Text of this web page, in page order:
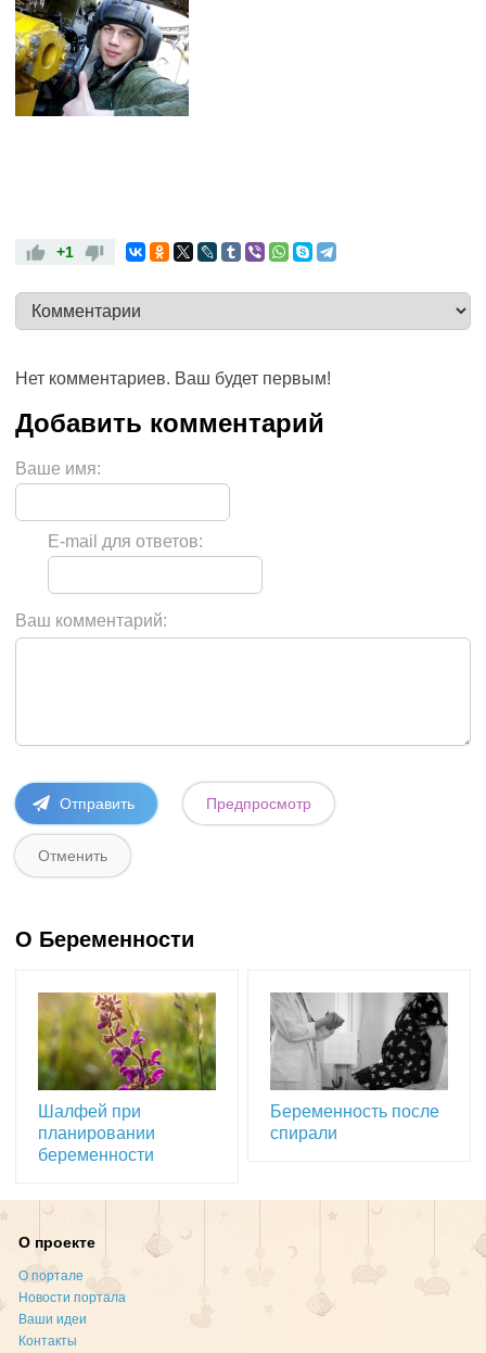
+1
Нет комментариев. Ваш будет первым!
Ваше имя:
E-mail для ответов:
Ваш комментарий:
О Беременности
Шалфей при
планировании
беременности
Беременность после
спирали
О проекте
О портале
Новости портала
Ваши идеи
Контакты